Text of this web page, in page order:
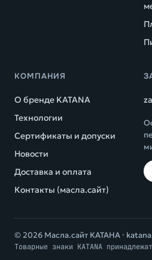
КОМПАНИЯ
О бренде KATANA
Технологии
Сертификаты и допуски
Новости
Доставка и оплата
Контакты (масла.сайт)
© 2026 Масла.сайт КАТАНА ·
Товарные знаки KATANA